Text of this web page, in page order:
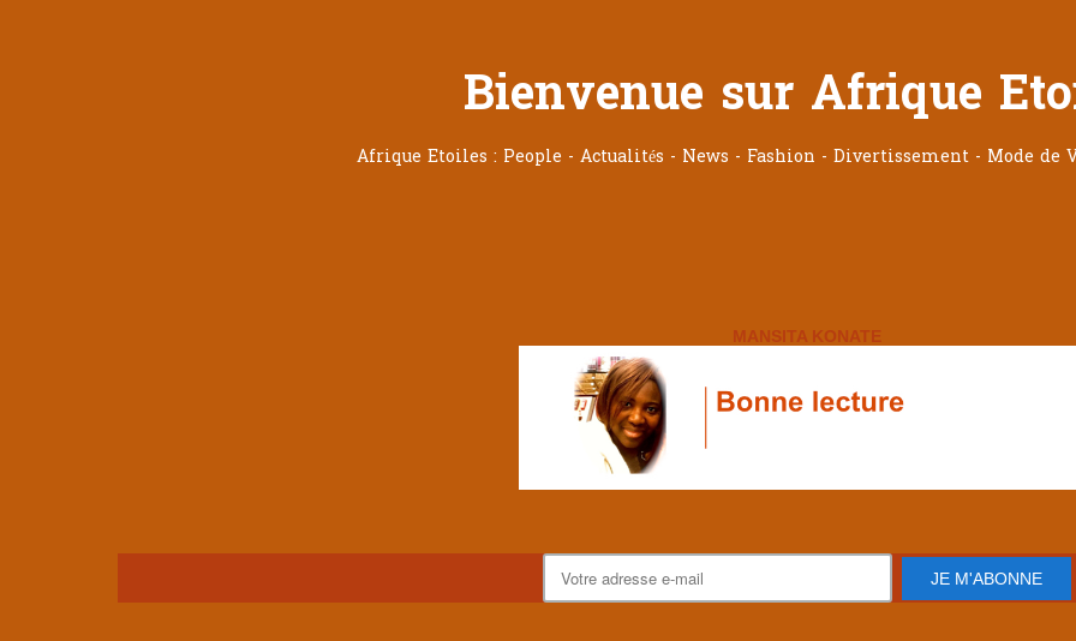
Bienvenue sur Afrique
Afrique Etoiles : People - Actualités - News - Fashion - Divertissement - Mode de
MANSITA KONATE
JE M'ABONNE